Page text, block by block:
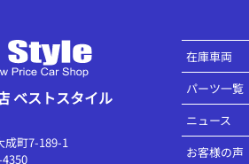
ベストスタイル
成町7-189-1
在庫車両
パーツ一覧
ニュース
お客様の声